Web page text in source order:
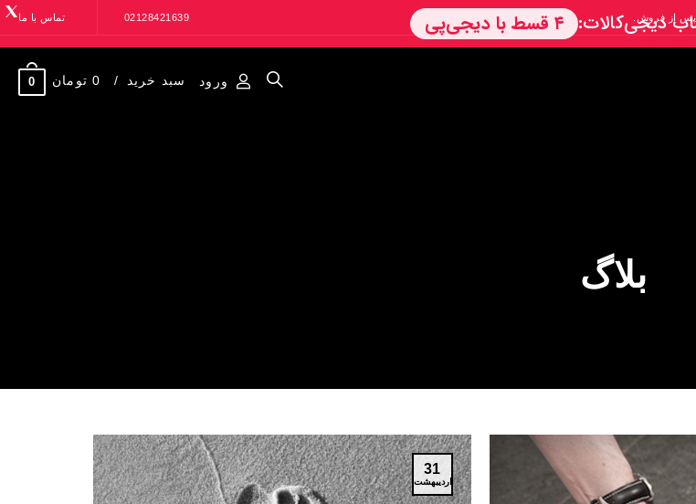
02128421639 تماس با ما
ورود سبد خرید 0 تومان 0
بلاگ
31
اردیبهشت